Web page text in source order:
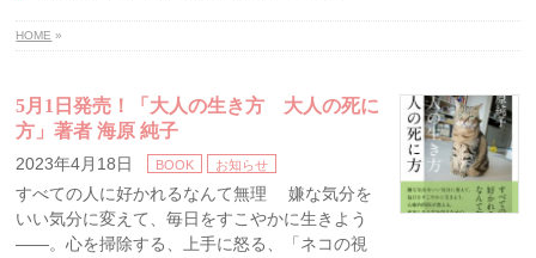
HOME »
5月1日発売！「大人の生き方 大人の死に
方」著者 海原 純子
2023年4月18日 BOOK お知らせ
すべての人に好かれるなんて無理 嫌な気分を
いい気分に変えて、毎日をすこやかに生きよう
――。心を掃除する、上手に怒る、「ネコの視